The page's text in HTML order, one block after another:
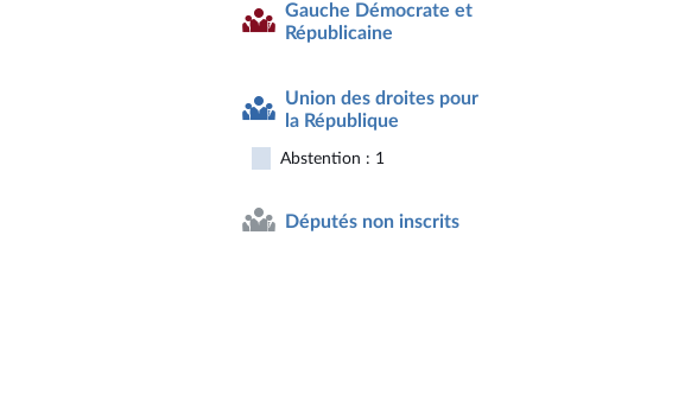
Gauche Démocrate et
Républicaine
Union des droites pour
la République
Abstention : 1
Députés non inscrits